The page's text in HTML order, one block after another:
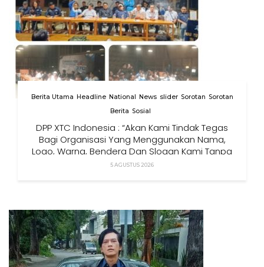
Berita Utama Headline National News slider Sorotan Sorotan
Berita Sosial
DPP XTC Indonesia : “Akan Kami Tindak Tegas
Bagi Organisasi Yang Menggunakan Nama,
Logo, Warna, Bendera Dan Slogan Kami Tanpa
Izin”
5 AGUSTUS 2026